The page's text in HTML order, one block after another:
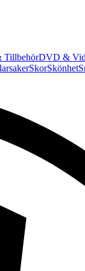
TillbehörDVD &
SkorSkönhet